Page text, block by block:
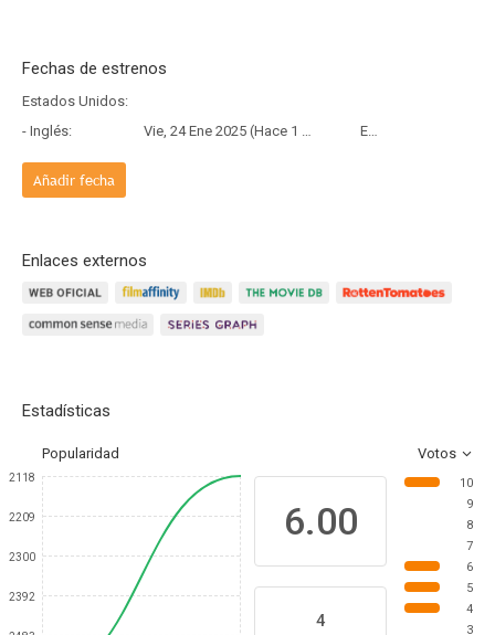
Fechas de estrenos
Estados Unidos:
- Inglés:
Vie, 24 Ene 2025 (Hace 1 año y 6 meses) Estreno
Añadir fecha
Enlaces externos
Estadísticas
Popularidad Votos
2118
2209
2300
2392
6.00
4
10
9
8
7
6
5
4
3